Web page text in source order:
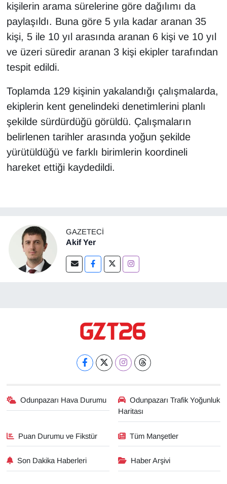
kişilerin arama sürelerine göre dağılımı da
paylaşıldı. Buna göre 5 yıla kadar aranan 35
kişi, 5 ile 10 yıl arasında aranan 6 kişi ve 10 yıl
ve üzeri süredir aranan 3 kişi ekipler tarafından
tespit edildi.
Toplamda 129 kişinin yakalandığı çalışmalarda,
ekiplerin kent genelindeki denetimlerini planlı
şekilde sürdürdüğü görüldü. Çalışmaların
belirlenen tarihler arasında yoğun şekilde
yürütüldüğü ve farklı birimlerin koordineli
hareket ettiği kaydedildi.
GAZETECI
Akif Yer
Odunpazarı Hava Durumu
Odunpazarı Trafik Yoğunluk
Haritası
Puan Durumu ve Fikstür Tüm Manşetler
Son Dakika Haberleri Haber Arşivi